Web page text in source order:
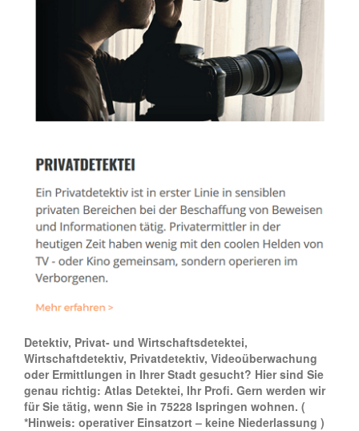
Detektiv, Privat- und Wirtschaftsdetektei,
Wirtschaftdetektiv, Privatdetektiv, Videoüberwachung
oder Ermittlungen in Ihrer Stadt gesucht? Hier sind Sie
genau richtig: Atlas Detektei, Ihr Profi. Gern werden wir
für Sie tätig, wenn Sie in 75228 Ispringen wohnen. (
*Hinweis: operativer Einsatzort – keine Niederlassung )